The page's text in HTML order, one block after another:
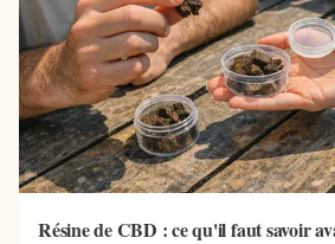
Résine de CBD : ce qu'il faut savoir